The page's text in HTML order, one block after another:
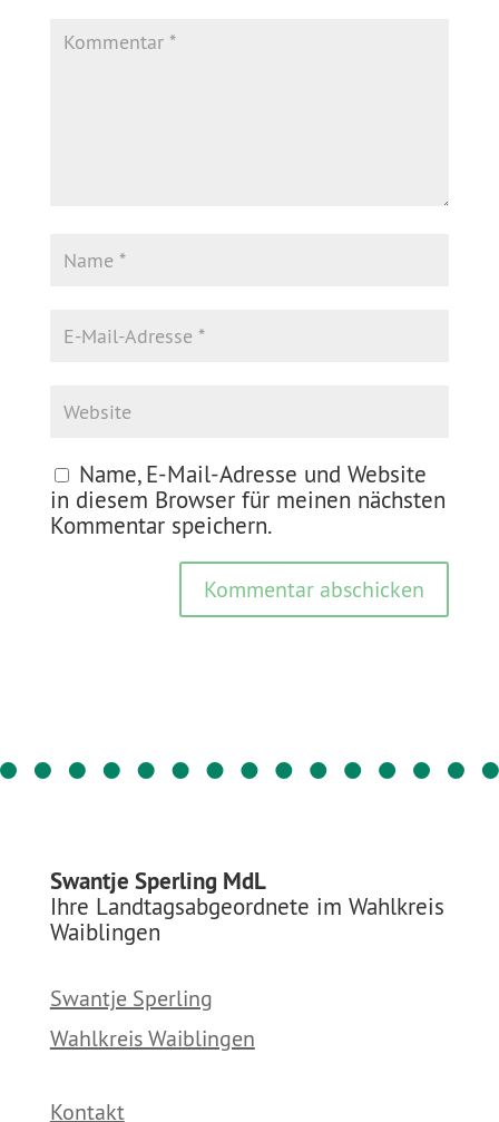
Name, E-Mail-Adresse und Website
in diesem Browser für meinen nächsten
Kommentar speichern.
Kommentar abschicken
Swantje Sperling MdL
Ihre Landtagsabgeordnete im Wahlkreis
Waiblingen
Swantje Sperling
Wahlkreis Waiblingen
Kontakt